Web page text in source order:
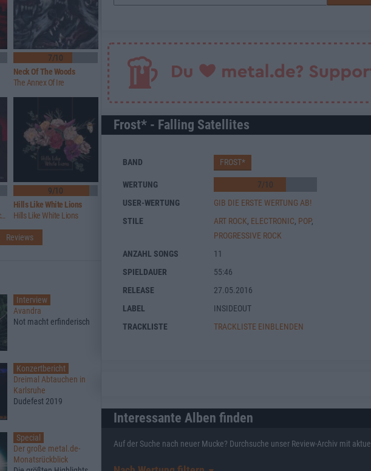
Frost* - Falling Satellites
BAND FROST*
WERTUNG 7/10
USER-WERTUNG
GIB DIE ERSTE WERTUNG AB!
STILE
ART ROCK, ELECTRONIC, POP,
PROGRESSIVE ROCK
ANZAHL SONGS
11
SPIELDAUER
55:46
RELEASE
27.05.2016
LABEL
INSIDEOUT
TRACKLISTE
TRACKLISTE EINBLENDEN
Interessante Alben finden
Auf der Suche nach neuer Mucke? Durchsuche unser Review-Archiv mit aktuell
7/10
Neck Of The Woods
The Annex Of Ire
Brute Force And Ignorance / Summer Lightning
9/10
Hills Like White Lions
Hills Like White Lions
Reviews
Interview
Avandra
Not macht erfinderisch
Konzertbericht
Dreimal Abtauchen in
Karlsruhe
Dudefest 2019
Special
Der große metal.de-
Monatsrückblick